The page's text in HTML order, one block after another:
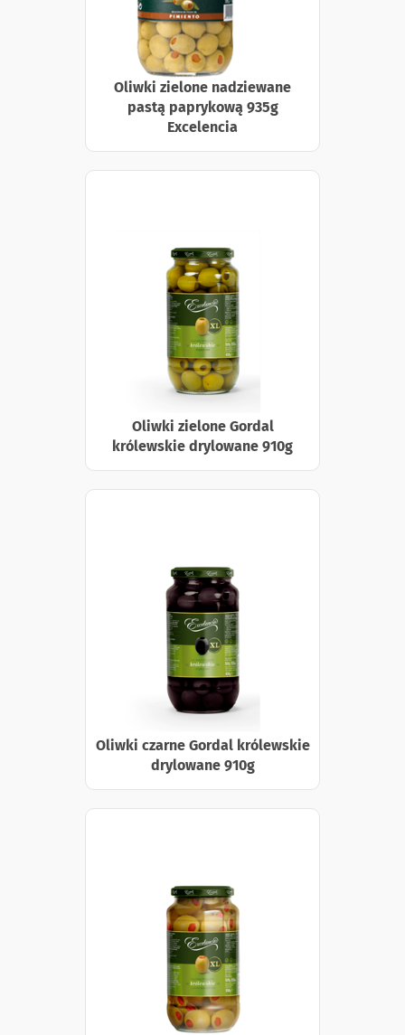
Oliwki zielone nadziewane
pastą paprykową 935g
Excelencia
Oliwki zielone Gordal
królewskie drylowane 910g
Oliwki czarne Gordal królewskie
drylowane 910g